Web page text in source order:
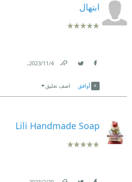
ابتهال
4‏/11‏/2023
.
أوافق اضف تعليق
Lili Handmade Soap